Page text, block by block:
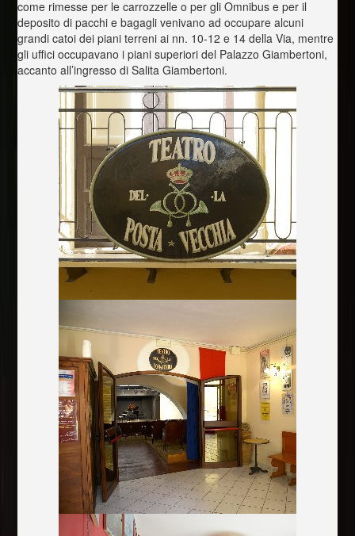
come rimesse per le carrozzelle o per gli Omnibus e per il
deposito di pacchi e bagagli venivano ad occupare alcuni
grandi catoi dei piani terreni ai nn. 10-12 e 14 della Via, mentre
gli uffici occupavano i piani superiori del Palazzo Giambertoni,
accanto all’ingresso di Salita Giambertoni.